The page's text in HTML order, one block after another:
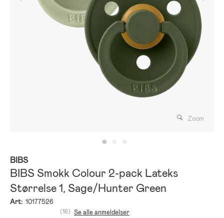
Zoom
BIBS
BIBS Smokk Colour 2-pack Lateks
Størrelse 1, Sage/Hunter Green
Art: 10177526
(16) Se alle anmeldelser